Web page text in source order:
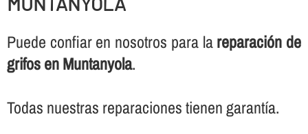
Puede confiar en nosotros para lareparación de
grifos en Muntanyola.
Todas nuestras reparaciones tienen garantí­a.